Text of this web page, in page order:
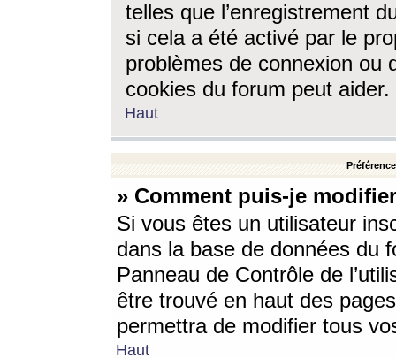
telles que l’enregistrement
si cela a été activé par le
problèmes de connexion ou
cookies du forum peut aider.
Haut
» Comment puis-je
Si vous êtes un utilisateur
dans la base de données du
Panneau de Contrôle de
être trouvé en haut des
permettra de modifier tous
Haut